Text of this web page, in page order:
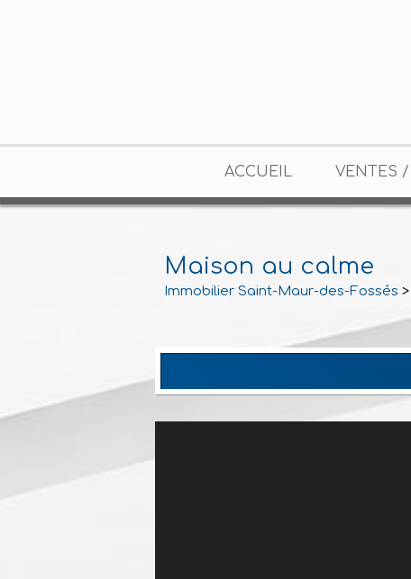
ACCUEIL VENTES
Maison au calme
Immobilier Saint-Maur-des-Fossés >